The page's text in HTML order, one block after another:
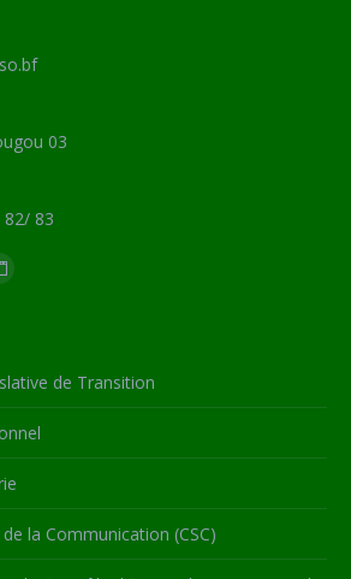
03
82/ 83
new
de Transition
la Communication (CSC)